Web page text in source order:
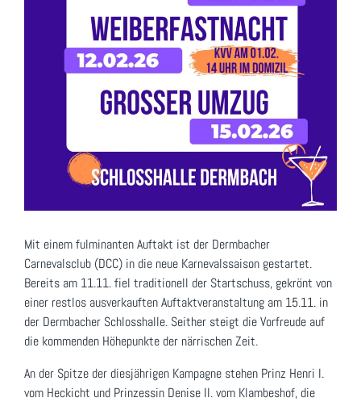
Mit einem fulminanten Auftakt ist der Dermbacher
Carnevalsclub (DCC) in die neue Karnevalssaison gestartet.
Bereits am 11.11. fiel traditionell der Startschuss, gekrönt von
einer restlos ausverkauften Auftaktveranstaltung am 15.11. in
der Dermbacher Schlosshalle. Seither steigt die Vorfreude auf
die kommenden Höhepunkte der närrischen Zeit.
An der Spitze der diesjährigen Kampagne stehen Prinz Henri I.
vom Heckicht und Prinzessin Denise II. vom Klambeshof, die